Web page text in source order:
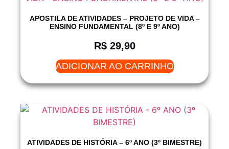
APOSTILA DE ATIVIDADES – PROJETO DE VIDA –
ENSINO FUNDAMENTAL (8º E 9º ANO)
R$29,90
ADICIONAR AO CARRINHO
ATIVIDADES DE HISTÓRIA – 6º ANO (3º BIMESTRE)